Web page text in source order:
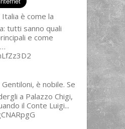
è come la
tutti sanno quali
e come
è nobile. Se
a Palazzo Chigi,
il Conte Luigi...